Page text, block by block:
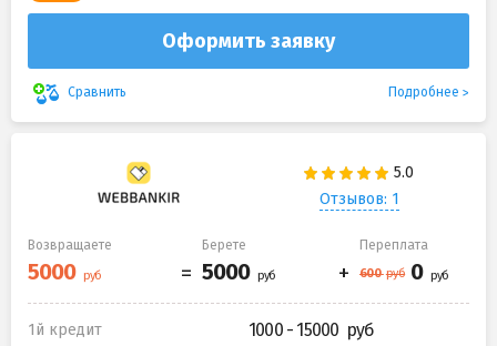
Оформить заявку
Сравнить Подробнее
Отзывов: 1
Возвращаете Берете Переплата
1й кредит 1000 - 15000